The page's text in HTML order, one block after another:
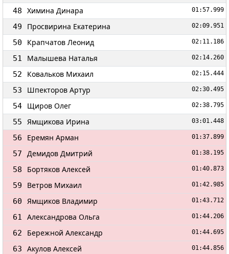
48 Химина Динара 01:57.999
49 Просвирина Екатерина 02:09.951
50 Крапчатов Леонид 02:11.186
51 Малышева Наталья 02:14.260
52 Ковальков Михаил 02:15.444
53 Шпекторов Артур 02:30.495
54 Щиров Олег 02:38.795
55 Ямщикова Ирина 03:01.448
56 Еремян Арман 01:37.899
57 Демидов Дмитрий 01:38.195
58 Бортяков Алексей 01:40.873
59 Ветров Михаил 01:42.985
60 Ямщиков Владимир 01:43.712
61 Александрова Ольга 01:44.206
62 Бережной Александр 01:44.695
63 Акулов Алексей 01:44.856